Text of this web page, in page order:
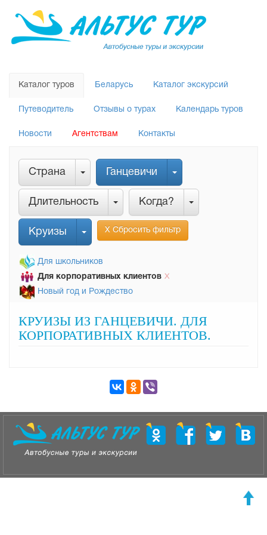
Каталог туров Беларусь Каталог экскурсий
Путеводитель Отзывы о турах Календарь туров
Новости Агентствам Контакты
Страна Ганцевичи
Длительность Когда?
Круизы Х Сбросить фильтр
Для школьников
Для корпоративных клиентов Х
Новый год и Рождество
КРУИЗЫ ИЗ ГАНЦЕВИЧИ. ДЛЯ
КОРПОРАТИВНЫХ КЛИЕНТОВ.